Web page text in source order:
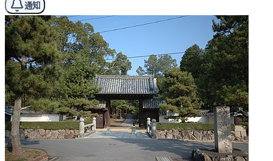
通知